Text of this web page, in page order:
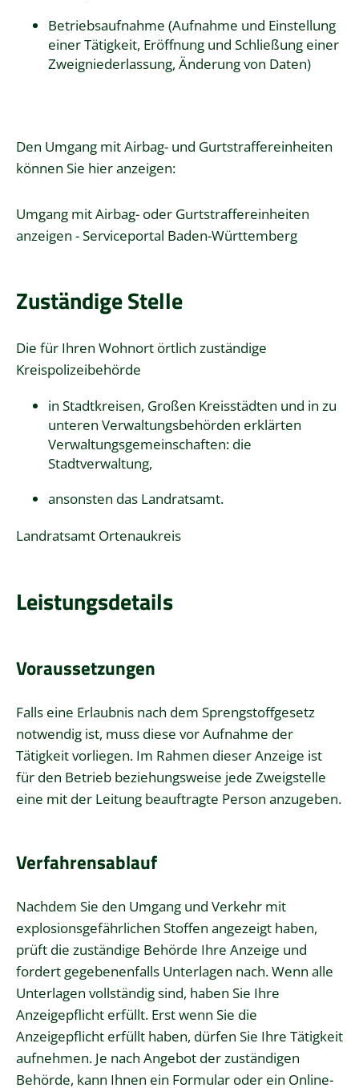
Betriebsaufnahme (Aufnahme und Einstellung
einer Tätigkeit, Eröffnung und Schließung einer
Zweigniederlassung, Änderung von Daten)
Den Umgang mit Airbag- und Gurtstraffereinheiten
können Sie hier anzeigen:
Umgang mit Airbag- oder Gurtstraffereinheiten
anzeigen - Serviceportal Baden-Württemberg
Zuständige Stelle
Die für Ihren Wohnort örtlich zuständige
Kreispolizeibehörde
in Stadtkreisen, Großen Kreisstädten und in zu
unteren Verwaltungsbehörden erklärten
Verwaltungsgemeinschaften: die
Stadtverwaltung,
ansonsten das Landratsamt.
Landratsamt Ortenaukreis
Leistungsdetails
Voraussetzungen
Falls eine Erlaubnis nach dem Sprengstoffgesetz
notwendig ist, muss diese vor Aufnahme der
Tätigkeit vorliegen. Im Rahmen dieser Anzeige ist
für den Betrieb beziehungsweise jede Zweigstelle
eine mit der Leitung beauftragte Person anzugeben.
Verfahrensablauf
Nachdem Sie den Umgang und Verkehr mit
explosionsgefährlichen Stoffen angezeigt haben,
prüft die zuständige Behörde Ihre Anzeige und
fordert gegebenenfalls Unterlagen nach. Wenn alle
Unterlagen vollständig sind, haben Sie Ihre
Anzeigepflicht erfüllt. Erst wenn Sie die
Anzeigepflicht erfüllt haben, dürfen Sie Ihre Tätigkeit
aufnehmen. Je nach Angebot der zuständigen
Behörde, kann Ihnen ein Formular oder ein Online-